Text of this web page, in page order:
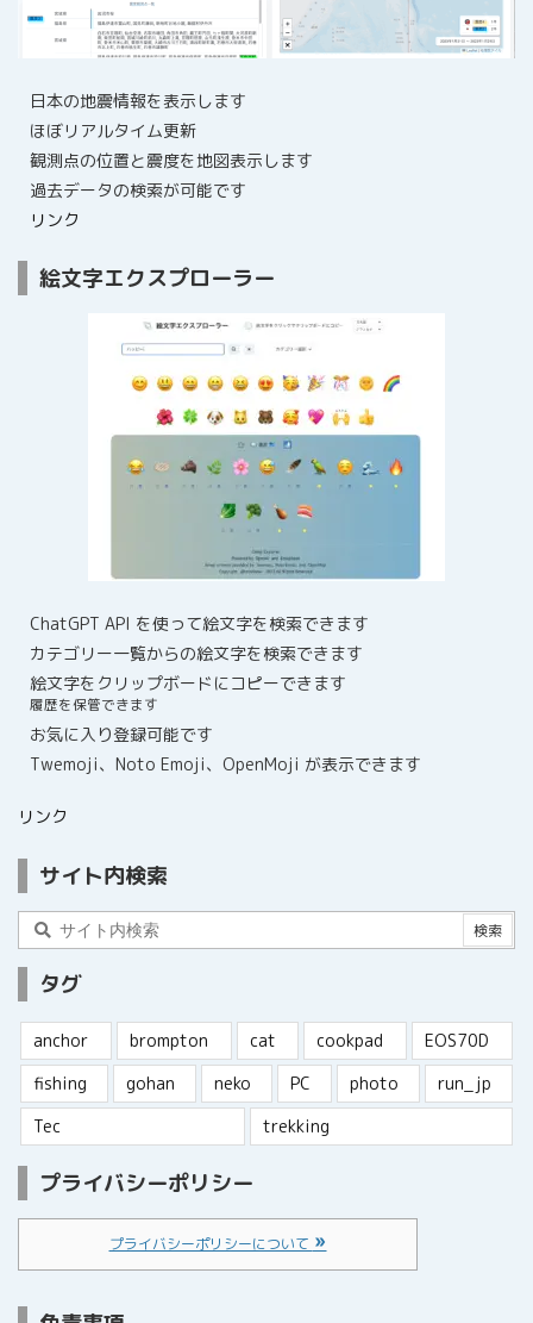
日本の地震情報を表示します
ほぼリアルタイム更新
観測点の位置と震度を地図表示します
過去データの検索が可能です
リンク
絵文字エクスプローラー
ChatGPT API を使って絵文字を検索できます
カテゴリー一覧からの絵文字を検索できます
絵文字をクリップボードにコピーできます
履歴を保管できます
お気に入り登録可能です
Twemoji、Noto Emoji、OpenMoji が表示できます
リンク
サイト内検索
タグ
anchor brompton cat cookpad
EOS70D
fishing
gohan neko PC photo
run_jp
Tec
trekking
プライバシーポリシー
プライバシーポリシーについて